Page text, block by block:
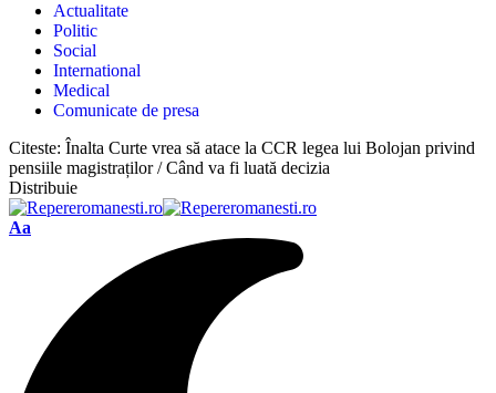
Actualitate
Politic
Social
International
Medical
Comunicate de presa
Citeste: Înalta Curte vrea să atace la CCR legea lui Bolojan privind
pensiile magistraților / Când va fi luată decizia
Distribuie
Aa